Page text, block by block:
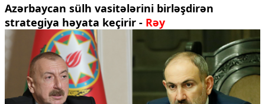
Azərbaycan sülh vasitələrini birləşdirən
strategiya həyata keçirir - Rəy